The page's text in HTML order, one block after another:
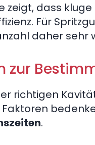
zeigt, dass
Für
daher sehr
zur
richtigen
Faktoren
.